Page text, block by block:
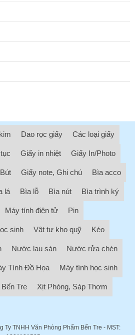
Dao rọc giấy Các loại giấy
Giấy in nhiệt Giấy In/Photo
Bút Giấy note, Ghi chú Bìa acco
lá Bìa lỗ Bìa nút Bìa trình ký
Máy tính điện tử Pin
sinh Vật tư kho quỹ Kéo
Nước lau sàn Nước rửa chén
Tính Đồ Họa Máy tính học sinh
Tre Xịt Phòng, Sáp Thơm
Ty TNHH Văn Phòng Phẩm Bến Tre - MST: